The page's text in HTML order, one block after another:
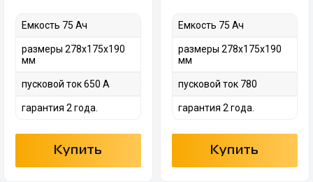
Емкость 75 Ач
размеры 278х175х190
мм
пусковой ток 650 А
гарантия 2 года.
Купить
Емкость 75 Ач
размеры 278х175х190
мм
пусковой ток 780
гарантия 2 года.
Купить